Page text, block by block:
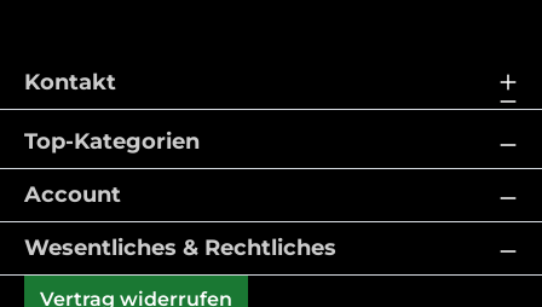
Kontakt
Top-Kategorien
Account
Wesentliches & Rechtliches
Vertrag widerrufen